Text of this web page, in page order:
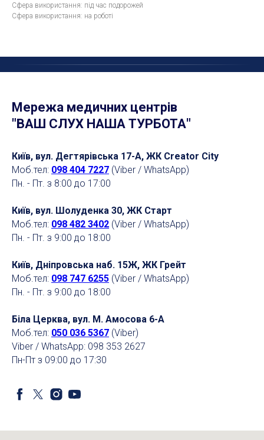
Сфера використання: під час подорожей
Сфера використання: на роботі
Мережа медичних центрів
"ВАШ СЛУХ НАША ТУРБОТА"
Київ, вул. Дегтярівська 17-А, ЖК Creator City
Моб.тел: 098 404 7227 (Viber / WhatsApp)
Пн. - Пт. з 8:00 до 17:00
Київ, вул. Шолуденка 30, ЖК Старт
Моб.тел: 098 482 3402 (Viber / WhatsApp)
Пн. - Пт. з 9:00 до 18:00
Київ, Дніпровська наб. 15Ж, ЖК Грейт
Моб.тел: 098 747 6255 (Viber / WhatsApp)
Пн. - Пт. з 9:00 до 18:00
Біла Церква, вул. М. Амосова 6-А
Моб.тел: 050 036 5367 (Viber)
Viber / WhatsApp: 098 353 2627
Пн-Пт з 09:00 до 17:30